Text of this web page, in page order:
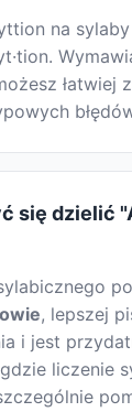
na
łatwiej
się dzielić
, lepszej
i jest
liczenie